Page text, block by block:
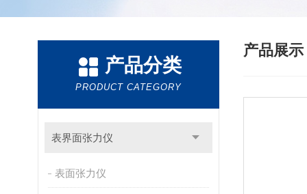
产品分类
PRODUCT CATEGORY
表界面张力仪
表面张力仪
产品展示